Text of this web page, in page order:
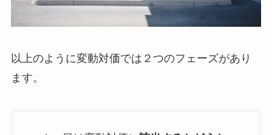
以上のように変動対価では２つのフェーズがあり
ます。